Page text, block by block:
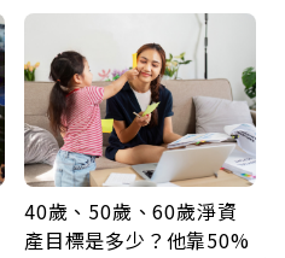
40歲、50歲、60歲淨資
產目標是多少？他靠50%